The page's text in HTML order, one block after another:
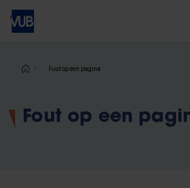
Overslaan
naar
inhoudKruimelpad
Fout op een pagina
Fout op een